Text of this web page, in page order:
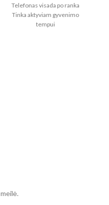
Telefonas visada po ranka
Tinka aktyviam gyvenimo
tempui